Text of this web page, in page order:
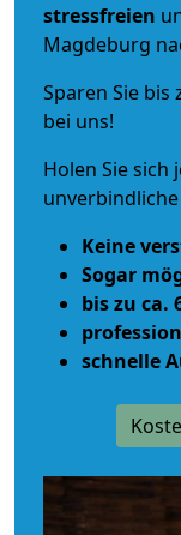
stressfreien
Magdeburg
Sparen Sie bis
bei uns!
Holen Sie sich
Keine
Sogar
bis zu ca.
schnelle